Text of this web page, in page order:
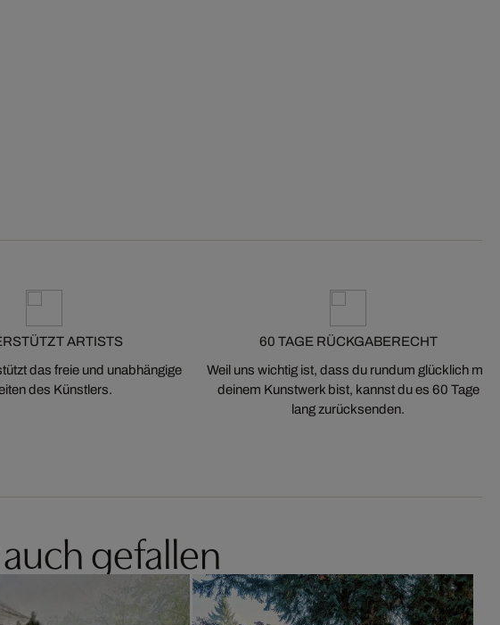
ARTISTS
das freie und unabhängige
des Künstlers.
60 TAGE RÜCKGABERECHT
Weil uns wichtig ist, dass du rundum glücklich mit
deinem Kunstwerk bist, kannst du es 60 Tage
lang zurücksenden.
gefallen